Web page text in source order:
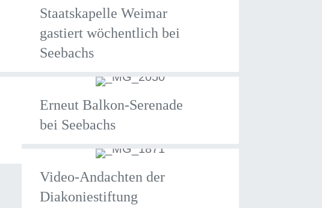
Staatskapelle Weimar
gastiert wöchentlich bei
Seebachs
Erneut Balkon-Serenade
bei Seebachs
Video-Andachten der
Diakoniestiftung